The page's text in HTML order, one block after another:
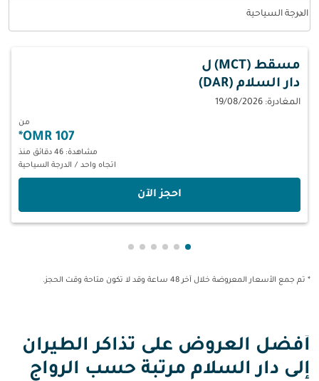
فئة المقصورة option الدرجة السياحية Selected
الدرجة السياحية
keyboard_arrow_down
مسقط (MCT)
ل
دار السلام (DAR)
المغادرة: 19/08/2026
من
107 OMR
*
مشاهدة: 46 دقائق منذ
اتجاه واحد / الدرجة السياحية
‫احجز الآن‬
* تم جمع الأسعار المعروضة خلال آخر 48 ساعة وقد لا تكون متاحة وقت الحجز.
أفضل العروض على تذاكر الطيران
إلى دار السلام مرتبة حسب الرواج